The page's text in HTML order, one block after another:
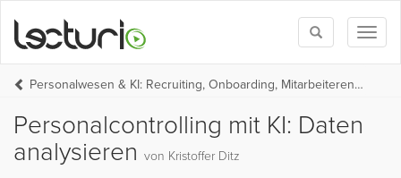
Toggle
search
Personalwesen & KI: Recruiting, Onboarding, Mitarbeiterentwicklung
Personalcontrolling mit KI: Daten
analysieren von Kristoffer Ditz